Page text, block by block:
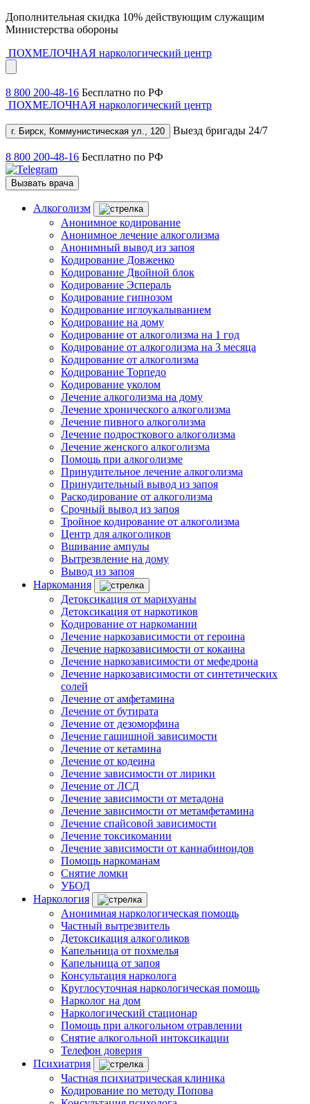
Дополнительная скидка 10% действующим служащим
Министерства обороны
ПОХМЕЛОЧНАЯ наркологический центр
8 800 200-48-16 Бесплатно по РФ
ПОХМЕЛОЧНАЯ наркологический центр
г. Бирск, Коммунистическая ул., 120 Выезд бригады 24/7
8 800 200-48-16 Бесплатно по РФ
Вызвать врача
Алкоголизм
Анонимное кодирование
Анонимное лечение алкоголизма
Анонимный вывод из запоя
Кодирование Довженко
Кодирование Двойной блок
Кодирование Эспераль
Кодирование гипнозом
Кодирование иглоукалыванием
Кодирование на дому
Кодирование от алкоголизма на 1 год
Кодирование от алкоголизма на 3 месяца
Кодирование от алкоголизма
Кодирование Торпедо
Кодирование уколом
Лечение алкоголизма на дому
Лечение хронического алкоголизма
Лечение пивного алкоголизма
Лечение подросткового алкоголизма
Лечение женского алкоголизма
Помощь при алкоголизме
Принудительное лечение алкоголизма
Принудительный вывод из запоя
Раскодирование от алкоголизма
Срочный вывод из запоя
Тройное кодирование от алкоголизма
Центр для алкоголиков
Вшивание ампулы
Вытрезвление на дому
Вывод из запоя
Наркомания
Детоксикация от марихуаны
Детоксикация от наркотиков
Кодирование от наркомании
Лечение наркозависимости от героина
Лечение наркозависимости от кокаина
Лечение наркозависимости от мефедрона
Лечение наркозависимости от синтетических
солей
Лечение от амфетамина
Лечение от бутирата
Лечение от дезоморфина
Лечение гашишной зависимости
Лечение от кетамина
Лечение от кодеина
Лечение зависимости от лирики
Лечение от ЛСД
Лечение зависимости от метадона
Лечение зависимости от метамфетамина
Лечение спайсовой зависимости
Лечение токсикомании
Лечение зависимости от каннабиноидов
Помощь наркоманам
Снятие ломки
УБОД
Наркология
Анонимная наркологическая помощь
Частный вытрезвитель
Детоксикация алкоголиков
Капельница от похмелья
Капельница от запоя
Консультация нарколога
Круглосуточная наркологическая помощь
Нарколог на дом
Наркологический стационар
Помощь при алкогольном отравлении
Снятие алкогольной интоксикации
Телефон доверия
Психиатрия
Частная психиатрическая клиника
Кодирование по методу Попова